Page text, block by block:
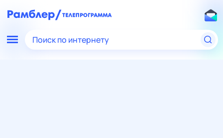
Поиск по интернету